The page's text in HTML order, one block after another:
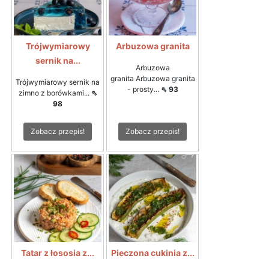
Trójwymiarowy
sernik na...
Trójwymiarowy sernik na
zimno z borówkami... ⇖
98
Zobacz przepis!
Arbuzowa granita
Arbuzowa
granita Arbuzowa granita
- prosty... ⇖ 93
Zobacz przepis!
Tatar z łososia z... Pieczona cukinia z...